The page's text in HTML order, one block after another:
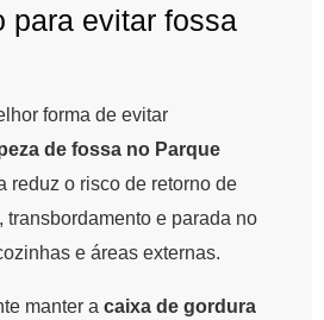
para evitar fossa
forma de evitar
de fossa no Parque
reduz o risco de retorno de
transbordamento e parada no
e áreas externas.
manter a caixa de gordura